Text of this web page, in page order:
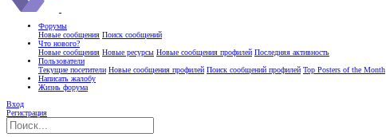
Форумы
Новые сообщения Поиск сообщений
Что нового?
Новые сообщения Новые ресурсы Новые сообщения профилей Последняя активность
Пользователи
Текущие посетители Новые сообщения профилей Поиск сообщений профилей Top Posters of the Month
Написать жалобу
Жизнь форума
Вход
Регистрация